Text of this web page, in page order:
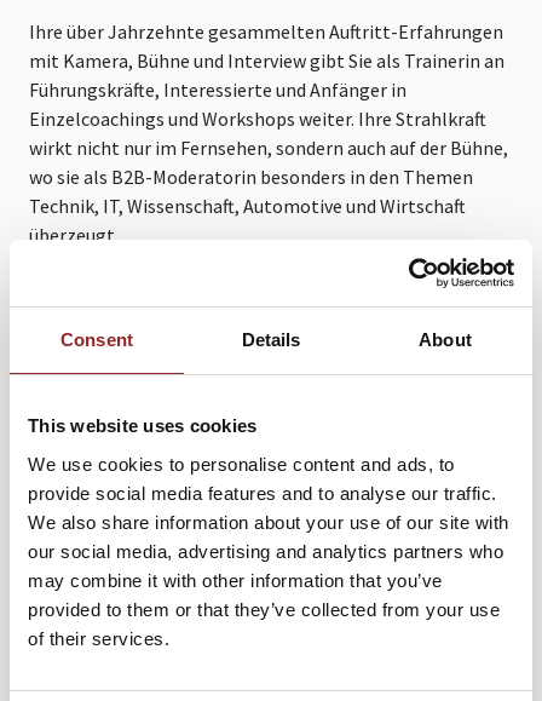
Consent Details About
This website uses cookies
We use cookies to personalise content and ads, to
provide social media features and to analyse our traffic.
We also share information about your use of our site with
our social media, advertising and analytics partners who
may combine it with other information that you’ve
provided to them or that they’ve collected from your use
of their services.
Ihre über Jahrzehnte gesammelten Auftritt-Erfahrungen
mit Kamera, Bühne und Interview gibt Sie als Trainerin an
Führungskräfte, Interessierte und Anfänger in
Einzelcoachings und Workshops weiter. Ihre Strahlkraft
wirkt nicht nur im Fernsehen, sondern auch auf der Bühne,
wo sie als B2B-Moderatorin besonders in den Themen
Technik, IT, Wissenschaft, Automotive und Wirtschaft
überzeugt.
Seit 2004 ist Daniela Vukovic hauptberufliche Moderatorin.
Und da besticht sie bei Großveranstaltungen ebenso wie
im intimen Hintergrundgespräch. Weiterbildungen in
Kommunikations-Psychologie, NLP und
Einfühlungsvermögen stets den richtigen Ton für ihre
Gesprächspartner zu finden. Sie moderiert Shows und
Galas, führt durch Messen und durch
Wissenschaftssendungen im Fernsehen, entlockt in
Interviews ihren Gesprächspartnern spannende
Informationen und übersetzt komplizierte Sachverhalte
aus Technik, IT, Wissenschaft, Automotive und Wirtschaft
für jeden verständlich. Auf stolze 4.000 Live-Auftritte in
Daniela Vukovic ist wirklich eine Frau für alle Fälle. Stets